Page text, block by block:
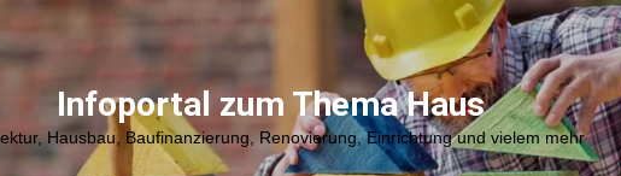
Infoportal zum Thema Haus
Hausbau, Baufinanzierung, Renovierung, Einrichtung und vielem mehr